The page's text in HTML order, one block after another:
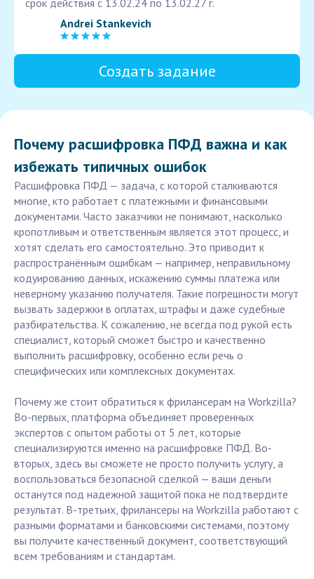
срок действия с 13.02.24 по 13.02.27 г.
Andrei Stankevich
Создать задание
Почему расшифровка ПФД важна и как
избежать типичных ошибок
Расшифровка ПФД — задача, с которой сталкиваются
многие, кто работает с платежными и финансовыми
документами. Часто заказчики не понимают, насколько
кропотливым и ответственным является этот процесс, и
хотят сделать его самостоятельно. Это приводит к
распространённым ошибкам — например, неправильному
кодуированию данных, искажению суммы платежа или
неверному указанию получателя. Такие погрешности могут
вызвать задержки в оплатах, штрафы и даже судебные
разбирательства. К сожалению, не всегда под рукой есть
специалист, который сможет быстро и качественно
выполнить расшифровку, особенно если речь о
специфических или комплексных документах.
Почему же стоит обратиться к фрилансерам на Workzilla?
Во-первых, платформа объединяет проверенных
экспертов с опытом работы от 5 лет, которые
специализируются именно на расшифровке ПФД. Во-
вторых, здесь вы сможете не просто получить услугу, а
воспользоваться безопасной сделкой — ваши деньги
останутся под надежной защитой пока не подтвердите
результат. В-третьих, фрилансеры на Workzilla работают с
разными форматами и банковскими системами, поэтому
вы получите качественный документ, соответствующий
всем требованиям и стандартам.